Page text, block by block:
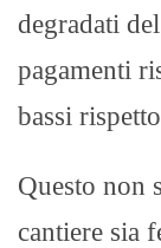
degradati
pagamenti
bassi
Questo non
cantiere sia